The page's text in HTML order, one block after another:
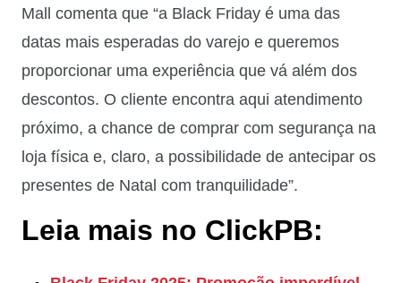
Mall comenta que “a Black Friday é uma das
datas mais esperadas do varejo e queremos
proporcionar uma experiência que vá além dos
descontos. O cliente encontra aqui atendimento
próximo, a chance de comprar com segurança na
loja física e, claro, a possibilidade de antecipar os
presentes de Natal com tranquilidade”.
Leia mais no ClickPB: